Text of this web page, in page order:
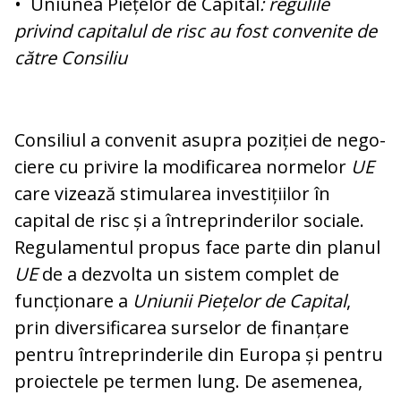
privind capitalul de risc au fost conve­ni­te de
către Consiliu
Consiliul a convenit asupra poziției de ne­go­
ciere cu privire la modificarea normelor UE
care vizează stimularea investițiilor în
capital de risc și a întreprinderilor sociale.
Re­gulamentul propus face parte din pla­nul
UEde a dezvolta un sistem complet de
funcționare a Uniunii Piețelor de Ca­pital,
prin diversificarea surselor de fi­nan­țare
pentru întreprinderile din Europa și pentru
proiectele pe termen lung. De ase­menea,